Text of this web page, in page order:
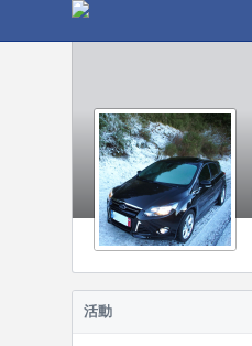
活動